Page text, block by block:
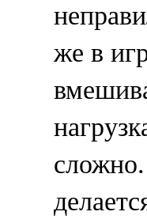
же в